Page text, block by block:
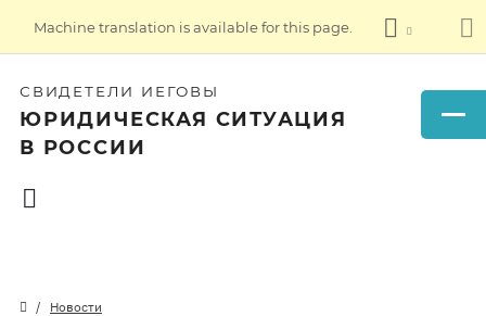
Machine translation is available for this page.
СВИДЕТЕЛИ ИЕГОВЫ
ЮРИДИЧЕСКАЯ СИТУАЦИЯ
В РОССИИ
Новости